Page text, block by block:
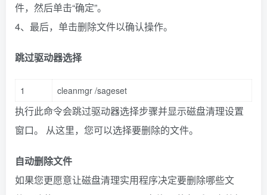
件，然后单击“确定”。
4、最后，单击删除文件以确认操作。
跳过驱动器选择
1 cleanmgr /sageset
执行此命令会跳过驱动器选择步骤并显示磁盘清理设置
窗口。 从这里，您可以选择要删除的文件。
自动删除文件
如果您更愿意让磁盘清理实用程序决定要删除哪些文